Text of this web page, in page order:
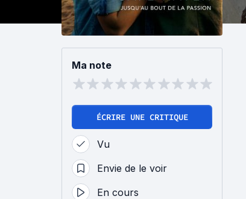
Ma note
ÉCRIRE UNE CRITIQUE
Vu
Envie de le voir
En cours